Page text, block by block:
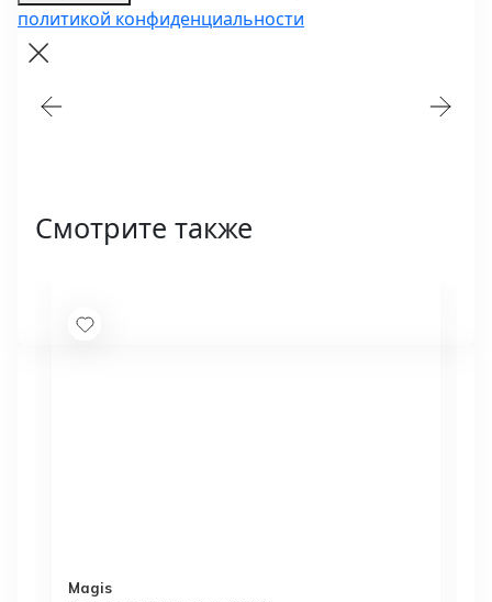
политикой конфиденциальности
Смотрите также
Magis